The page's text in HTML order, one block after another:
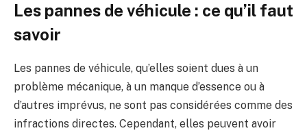
Les pannes de véhicule : ce qu’il faut
savoir
Les pannes de véhicule, qu’elles soient dues à un
problème mécanique, à un manque d’essence ou à
d’autres imprévus, ne sont pas considérées comme des
infractions directes. Cependant, elles peuvent avoir